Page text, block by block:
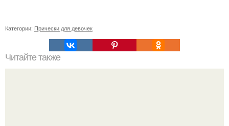
Категории: Прически для девочек
Читайте также